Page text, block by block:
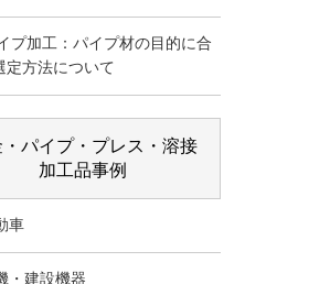
プ加工：パイプ材の目的に合
定方法について
パイプ・プレス・溶接
加工品事例
車
・建設機器